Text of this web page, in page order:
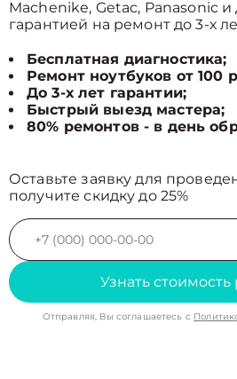
Machenike, Getac, Panasonic
гарантией на ремонт до 3-х
Бесплатная диагностика;
Ремонт ноутбуков от 100
До 3-х лет гарантии;
Быстрый выезд мастера;
80% ремонтов - в день
Оставьте заявку для
получите скидку до 25%
Узнать
Отправляя, Вы соглашаетесь с